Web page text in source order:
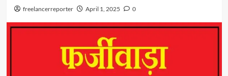
freelancerreporter April 1, 2025 0